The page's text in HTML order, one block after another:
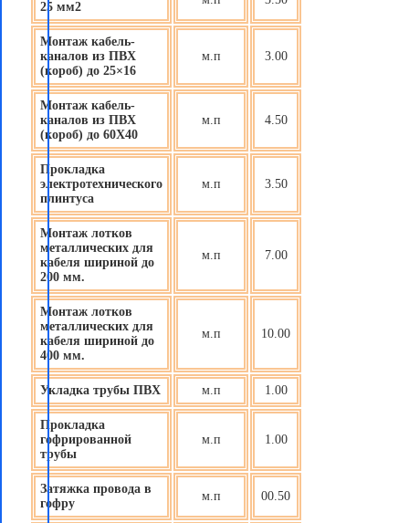
25 мм2
Монтаж кабель-
каналов из ПВХ
(короб) до 25×16
м.п 3.00
Монтаж кабель-
каналов из ПВХ
(короб) до 60X40
м.п 4.50
Прокладка
электротехнического
плинтуса
м.п 3.50
Монтаж лотков
металлических для
кабеля шириной до
200 мм.
м.п 7.00
Монтаж лотков
металлических для
кабеля шириной до
400 мм.
м.п 10.00
Укладка трубы ПВХ м.п 1.00
Прокладка
гофрированной
трубы
м.п 1.00
Затяжка провода в
гофру
м.п 00.50